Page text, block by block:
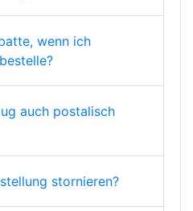
wenn ich
auch postalisch
stornieren?